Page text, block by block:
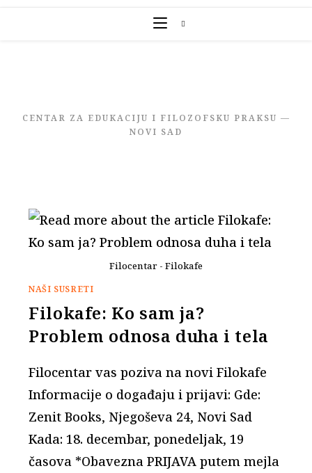
CENTAR ZA EDUKACIJU I FILOZOFSKU PRAKSU —
NOVI SAD
Filocentar - Filokafe
NAŠI SUSRETI
Filokafe: Ko sam ja?
Problem odnosa duha i tela
Filocentar vas poziva na novi Filokafe
Informacije o događaju i prijavi: Gde:
Zenit Books, Njegoševa 24, Novi Sad
Kada: 18. decembar, ponedeljak, 19
časova *Obavezna PRIJAVA putem mejla